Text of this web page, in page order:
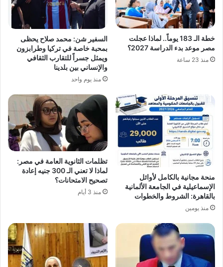
خطة الـ 183 يوماً.. لماذا عجلت
مصر موعد بدء الدراسة 2027؟
منذ 23 ساعة
السفير شن: محمد صلاح يحظى
بمحبة خاصة في تركيا وطرابزون
ويمثل جسراً للتقارب الثقافي
والإنساني بين بلدينا
منذ يوم واحد
منحة مجانية بالكامل لأوائل
الإسماعيلية في الجامعة الألمانية
بالقاهرة: الشروط والخطوات
منذ يومين
تظلمات الثانوية العامة في مصر:
لماذا لا تعني الـ 300 جنيه إعادة
تصحيح الامتحانات؟
منذ 3 أيام